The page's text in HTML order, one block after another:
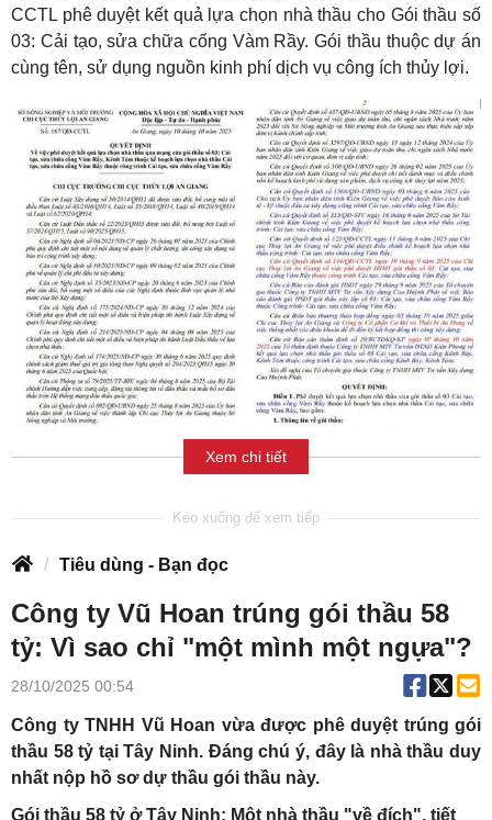
CCTL phê duyệt kết quả lựa chọn nhà thầu cho Gói thầu số
03: Cải tạo, sửa chữa cống Vàm Rầy. Gói thầu thuộc dự án
cùng tên, sử dụng nguồn kinh phí dịch vụ công ích thủy lợi.
Xem chi tiết
Tiêu dùng - Bạn đọc
Công ty Vũ Hoan trúng gói thầu 58
tỷ: Vì sao chỉ "một mình một ngựa"?
28/10/2025 00:54
Công ty TNHH Vũ Hoan vừa được phê duyệt trúng gói
thầu 58 tỷ tại Tây Ninh. Đáng chú ý, đây là nhà thầu duy
nhất nộp hồ sơ dự thầu gói thầu này.
Gói thầu 58 tỷ ở Tây Ninh: Một nhà thầu "về đích", tiết